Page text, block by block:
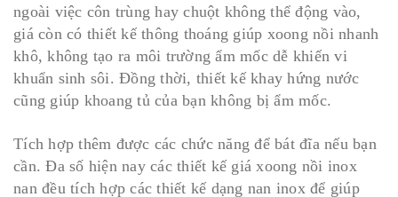
ngoài việc côn trùng hay chuột không thể động vào,
giá còn có thiết kế thông thoáng giúp xoong nồi nhanh
khô, không tạo ra môi trường ẩm mốc dễ khiến vi
khuẩn sinh sôi. Đồng thời, thiết kế khay hứng nước
cũng giúp khoang tủ của bạn không bị ẩm mốc.
Tích hợp thêm được các chức năng để bát đĩa nếu bạn
cần. Đa số hiện nay các thiết kế giá xoong nồi inox
nan đều tích hợp các thiết kế dạng nan inox để giúp